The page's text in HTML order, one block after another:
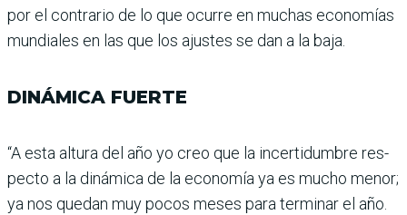
por el contrario de lo que ocurre en muchas economías
mundiales en las que los ajustes se dan a la baja.
DINÁMICA FUERTE
“A esta altura del año yo creo que la incertidumbre res­
pecto a la dinámica de la eco­nomía ya es mucho menor;
ya nos quedan muy pocos meses para terminar el año.